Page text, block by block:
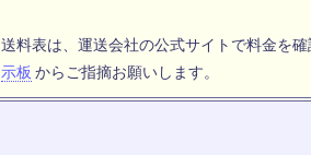
送料表は、運送会社の公式サイトで料金を
示板 からご指摘お願いします。